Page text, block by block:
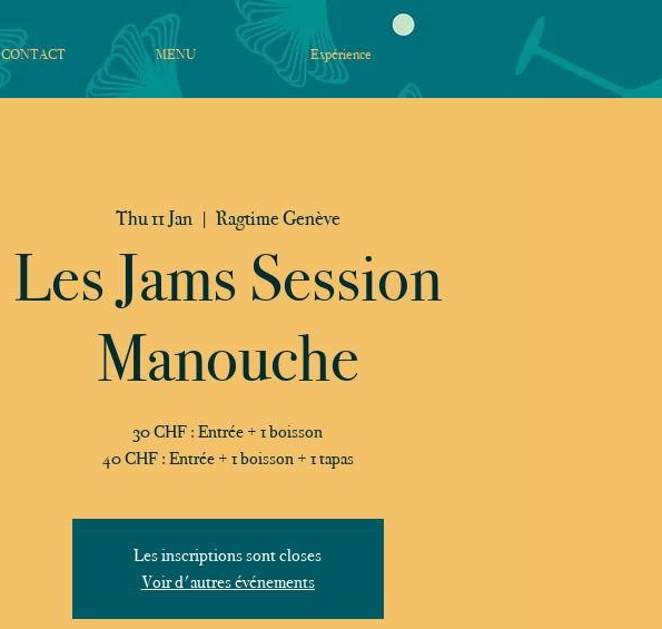
CONTACT MENU Expérience
Thu 11 Jan
  |
Ragtime Genève
Les Jams Session
Manouche
30 CHF : Entrée + 1 boisson
40 CHF : Entrée + 1 boisson + 1 tapas
Les inscriptions sont closes
Voir d'autres événements